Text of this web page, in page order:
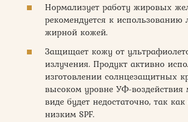
Нормализует работу жировых
рекомендуется к
жирной кожей.
Защищает кожу от
излучения. Продукт активно
изготовлении солнцезащитных
высоком уровне УФ-воздействия
виде будет недостаточно, так
низким SPF.